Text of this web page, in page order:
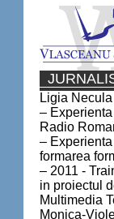
Ligia Necula
–
Radio
–
formarea
– 2011 -
in proiectul
Multimedia
Monica-